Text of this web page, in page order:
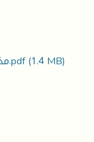
مذكرة-التناص-في-رواية-ريح-يوسف- 2023.pdf(1.4 MB)